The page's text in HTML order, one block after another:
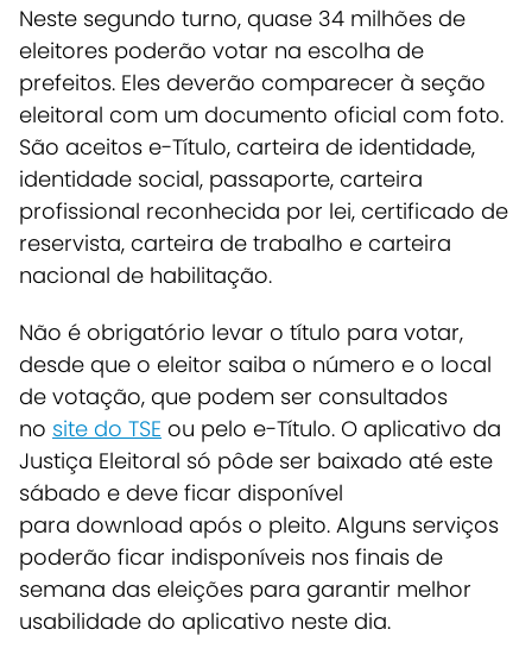
Neste segundo turno, quase 34 milhões de
eleitores poderão votar na escolha de
prefeitos. Eles deverão comparecer à seção
eleitoral com um documento oficial com foto.
São aceitos e-Título, carteira de identidade,
identidade social, passaporte, carteira
profissional reconhecida por lei, certificado de
reservista, carteira de trabalho e carteira
nacional de habilitação.
Não é obrigatório levar o título para votar,
desde que o eleitor saiba o número e o local
de votação, que podem ser consultados
no site do TSE ou pelo e-Título. O aplicativo da
Justiça Eleitoral só pôde ser baixado até este
sábado e deve ficar disponível
para download após o pleito. Alguns serviços
poderão ficar indisponíveis nos finais de
semana das eleições para garantir melhor
usabilidade do aplicativo neste dia.